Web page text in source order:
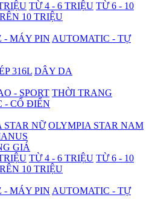
TỪ 4 - 6 TRIỆU TỪ 6 - 10
10 TRIỆU
- MÁY PIN AUTOMATIC - TỰ
316L DÂY DA
- SPORT THỜI TRANG
- CỔ ĐIỂN
STAR NỮ OLYMPIA STAR NAM
GIÁ
TỪ 4 - 6 TRIỆU TỪ 6 - 10
10 TRIỆU
- MÁY PIN AUTOMATIC - TỰ